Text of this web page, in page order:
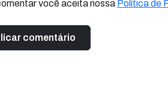
você aceita nossa Política de